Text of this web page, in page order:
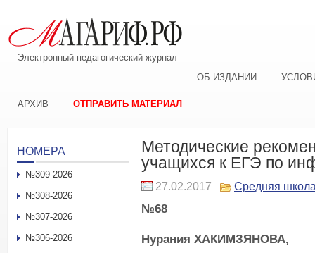
Электронный педагогический журнал
ОБ ИЗДАНИИ
АРХИВ ОТПРАВИТЬ МАТЕРИАЛ
Методические
учащихся к ЕГЭ по
27.02.2017 Средняя
№68
Нурания ХАКИМЗЯНОВА,
НОМЕРА
№309-2026
№308-2026
№307-2026
№306-2026